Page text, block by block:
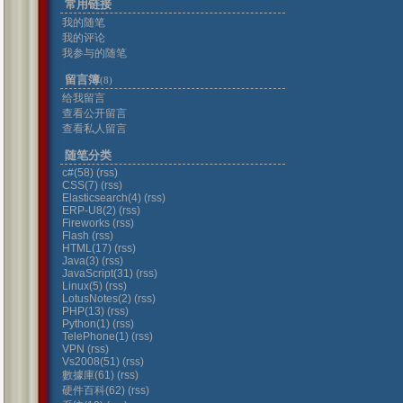
常用链接
我的随笔
我的评论
我参与的随笔
留言簿(8)
给我留言
查看公开留言
查看私人留言
随笔分类
c#(58) (rss)
CSS(7) (rss)
Elasticsearch(4) (rss)
ERP-U8(2) (rss)
Fireworks (rss)
Flash (rss)
HTML(17) (rss)
Java(3) (rss)
JavaScript(31) (rss)
Linux(5) (rss)
LotusNotes(2) (rss)
PHP(13) (rss)
Python(1) (rss)
TelePhone(1) (rss)
VPN (rss)
Vs2008(51) (rss)
數據庫(61) (rss)
硬件百科(62) (rss)